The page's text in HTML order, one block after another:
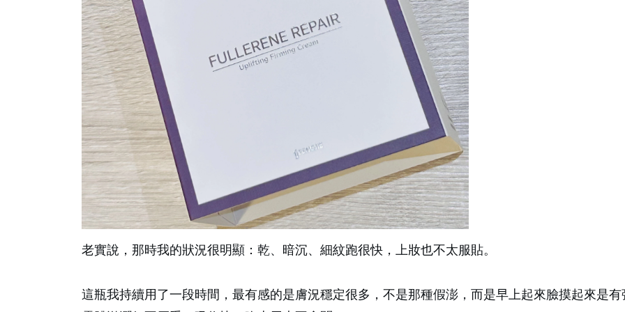
老實說，那時我的狀況很明顯：乾、暗沉、細紋跑很快，上妝也不太服貼。
這瓶我持續用了一段時間，最有感的是膚況穩定很多，不是那種假澎，而是早上起來臉摸起來是有